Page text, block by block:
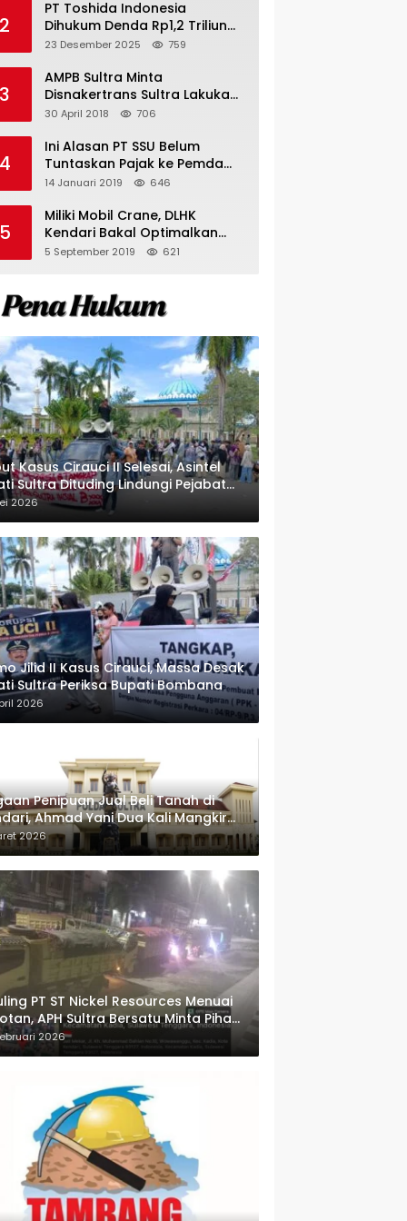
2
PT Toshida Indonesia
Dihukum Denda Rp1,2 Triliun
atas Aktivitas Tambang
23 Desember 2025 759
3
AMPB Sultra Minta
Disnakertrans Sultra Lakukan
Sweeping TKA
30 April 2018 706
4
Ini Alasan PT SSU Belum
Tuntaskan Pajak ke Pemda
Bombana Sebesar Rp8 Miliar
14 Januari 2019 646
5
Miliki Mobil Crane, DLHK
Kendari Bakal Optimalkan
Pangkas Pohon Peneduh
5 September 2019 621
Kasus Cirauci II Selesai, Asintel
Sultra Dituding Lindungi Pejabat
2026
Jilid II Kasus Cirauci, Massa Desak
Sultra Periksa Bupati Bombana
2026
Penipuan Jual Beli Tanah di
Ahmad Yani Dua Kali Mangkir
Panggilan Polda Sultra
2026
PT ST Nickel Resources Menuai
APH Sultra Bersatu Minta Pihak
Bertindak
2026